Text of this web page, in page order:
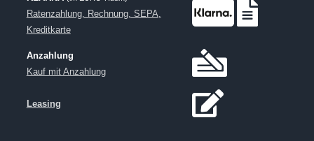
Ratenzahlung, Rechnung, SEPA,
Kreditkarte
Anzahlung
Kauf mit Anzahlung
Leasing